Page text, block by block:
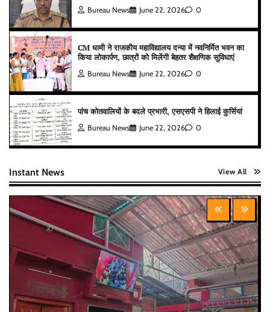
Bureau News June 22, 2026 0
CM धामी ने राजकीय महाविद्यालय दन्या में नवनिर्मित भवन का
किया लोकार्पण, छात्रों को मिलेंगी बेहतर शैक्षणिक सुविधाएं
Bureau News June 22, 2026 0
पांच कोतवालियों के बदले प्रभारी, एसएसपी ने हिलाई कुर्सियां
Bureau News June 22, 2026 0
Instant News View All